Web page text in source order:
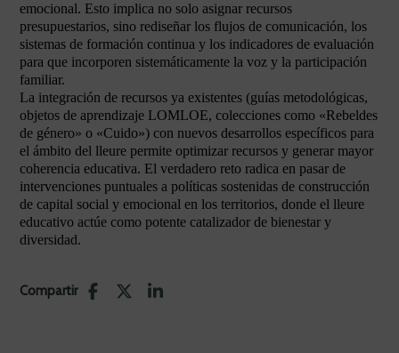
emocional. Esto implica no solo asignar recursos
presupuestarios, sino rediseñar los flujos de comunicación, los
sistemas de formación continua y los indicadores de evaluación
para que incorporen sistemáticamente la voz y la participación
familiar.
La integración de recursos ya existentes (guías metodológicas,
objetos de aprendizaje LOMLOE, colecciones como «Rebeldes
de género» o «Cuido») con nuevos desarrollos específicos para
el ámbito del lleure permite optimizar recursos y generar mayor
coherencia educativa. El verdadero reto radica en pasar de
intervenciones puntuales a políticas sostenidas de construcción
de capital social y emocional en los territorios, donde el lleure
educativo actúe como potente catalizador de bienestar y
diversidad.
Compartir